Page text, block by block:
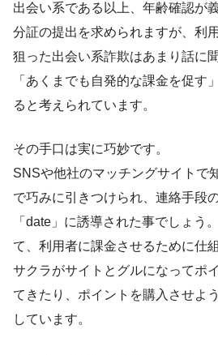
出会い系である以上、年齢確認が
分証の提出を求められますが、利
狙った出会い系詐欺はあまり話に
「あくまでも自発的な課金を促す
ると考えられています。
その手口は実に巧妙です。
SNSや他社のマッチングサイトで
で巧みに引きつけられ、連絡手段
「date」に誘導された事でしょう
て、 利用者に課金させるために仕
サクラがサイトとグルになってポ
てきたり、ポイントを購入させよ
しています。